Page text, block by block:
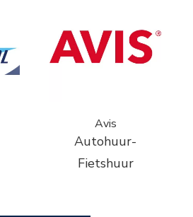
Avis
Autohuur-
Fietshuur